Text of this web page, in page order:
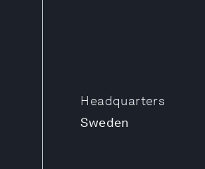
Headquarters
Sweden